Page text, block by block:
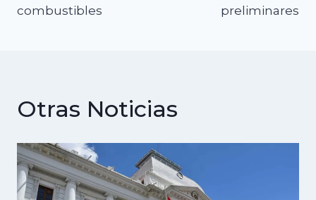
combustibles
preliminares
Otras Noticias